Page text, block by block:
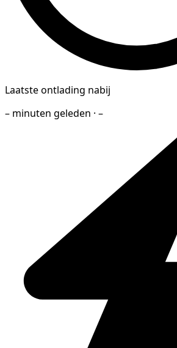
Laatste ontlading nabij
– minuten geleden · –